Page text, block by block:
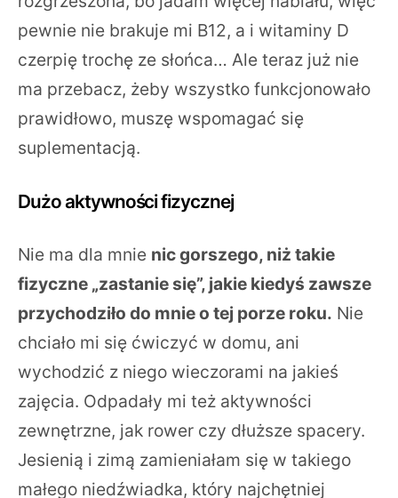
pewnie nie brakuje mi B12, a i witaminy D
czerpię trochę ze słońca… Ale teraz już nie
ma przebacz, żeby wszystko funkcjonowało
prawidłowo, muszę wspomagać się
suplementacją.
Dużo aktywności fizycznej
Nie ma dla mnie nic gorszego, niż takie
fizyczne „zastanie się”, jakie kiedyś zawsze
przychodziło do mnie o tej porze roku. Nie
chciało mi się ćwiczyć w domu, ani
wychodzić z niego wieczorami na jakieś
zajęcia. Odpadały mi też aktywności
zewnętrzne, jak rower czy dłuższe spacery.
Jesienią i zimą zamieniałam się w takiego
małego niedźwiadka, który najchętniej